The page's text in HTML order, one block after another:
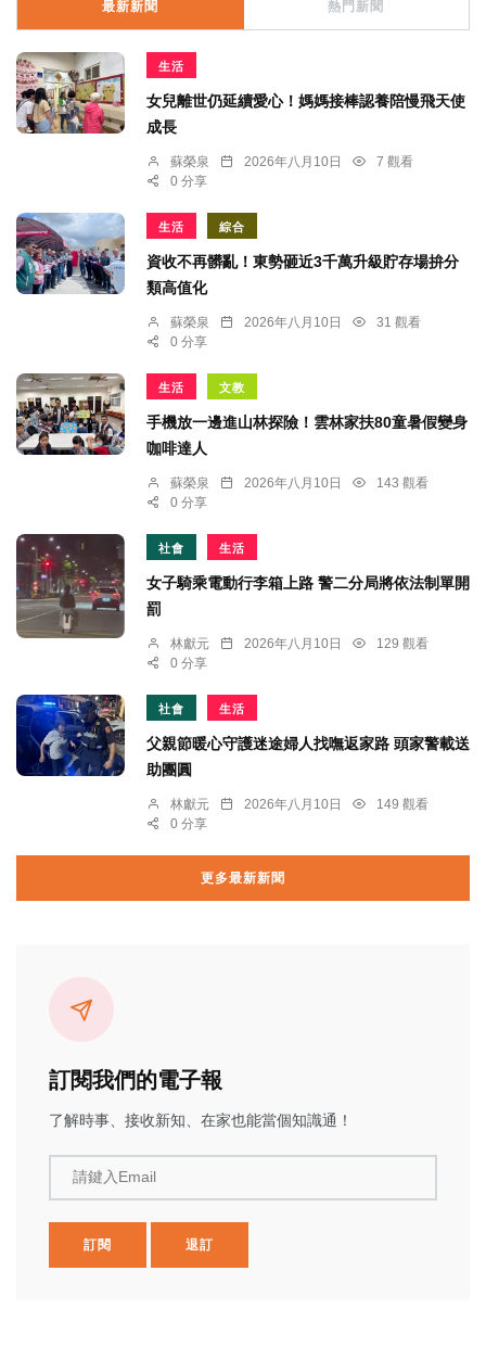
最新新聞 熱門新聞
生活
女兒離世仍延續愛心！媽媽接棒認養陪慢飛天使
成長
蘇榮泉 2026年八月10日
7 觀看
0 分享
生活 綜合
資收不再髒亂！東勢砸近3千萬升級貯存場拚分
類高值化
蘇榮泉 2026年八月10日
31 觀看
0 分享
生活 文教
手機放一邊進山林探險！雲林家扶80童暑假變身
咖啡達人
蘇榮泉 2026年八月10日
143 觀看
0 分享
社會 生活
女子騎乘電動行李箱上路 警二分局將依法制單開
罰
林獻元 2026年八月10日
129 觀看
0 分享
社會 生活
父親節暖心守護迷途婦人找嘸返家路 頭家警載送
助團圓
林獻元 2026年八月10日
149 觀看
0 分享
更多最新新聞
訂閱我們的電子報
了解時事、接收新知、在家也能當個知識通！
請鍵入Email
訂閱 退訂